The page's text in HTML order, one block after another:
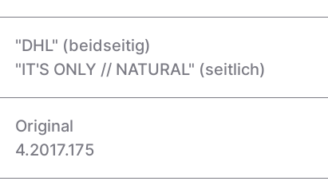
"DHL" (beidseitig)
"IT'S ONLY // NATURAL" (seitlich)
Original
4.2017.175